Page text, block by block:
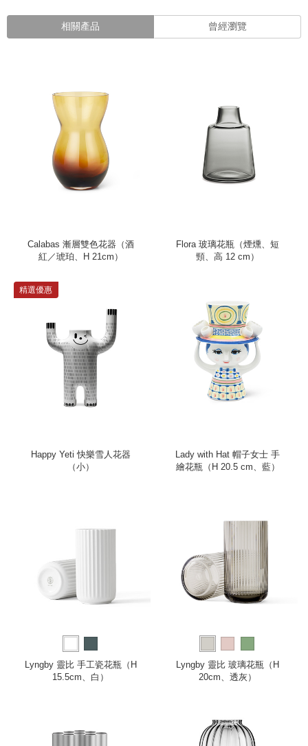
相關產品 曾經瀏覽
Calabas 漸層雙色花器（酒
紅／琥珀、H 21cm）
Flora 玻璃花瓶（煙燻、短
頸、高 12 cm）
精選優惠
Happy Yeti 快樂雪人花器
（小）
Lady with Hat 帽子女士 手
繪花瓶（H 20.5 cm、藍）
Lyngby 靈比 手工瓷花瓶（H
15.5cm、白）
Lyngby 靈比 玻璃花瓶（H
20cm、透灰）